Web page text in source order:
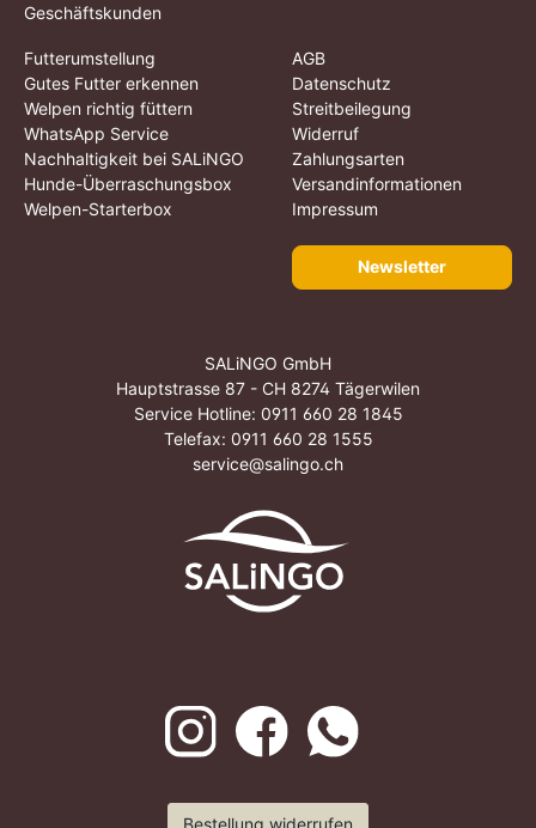
Geschäftskunden
Futterumstellung
Gutes Futter erkennen
Welpen richtig füttern
WhatsApp Service
Nachhaltigkeit bei SALiNGO
Hunde-Überraschungsbox
Welpen-Starterbox
AGB
Datenschutz
Streitbeilegung
Widerruf
Zahlungsarten
Versandinformationen
Impressum
Newsletter
SALiNGO GmbH
Hauptstrasse 87 - CH 8274 Tägerwilen
Service Hotline: 0911 660 28 1845
Telefax: 0911 660 28 1555
service@salingo.ch
Bestellung widerrufen